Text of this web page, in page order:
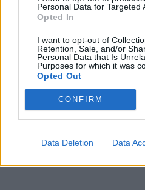
Personal Data for Targeted
Opted In
I want to opt-out of
Retention, Sale, and/or
Personal Data that Is
Purposes for which it was
Opted Out
CONFIRM
Data Deletion Data